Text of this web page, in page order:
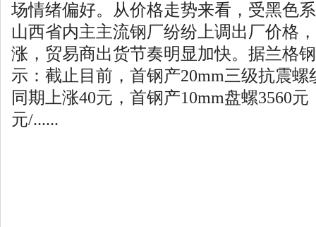
场情绪偏好。从价格走势来看，受黑色
山西省内主主流钢厂纷纷上调出厂价格
涨，贸易商出货节奏明显加快。据兰格
示：截止目前，首钢产20mm三级抗震螺
同期上涨40元，首钢产10mm盘螺3560
元/......